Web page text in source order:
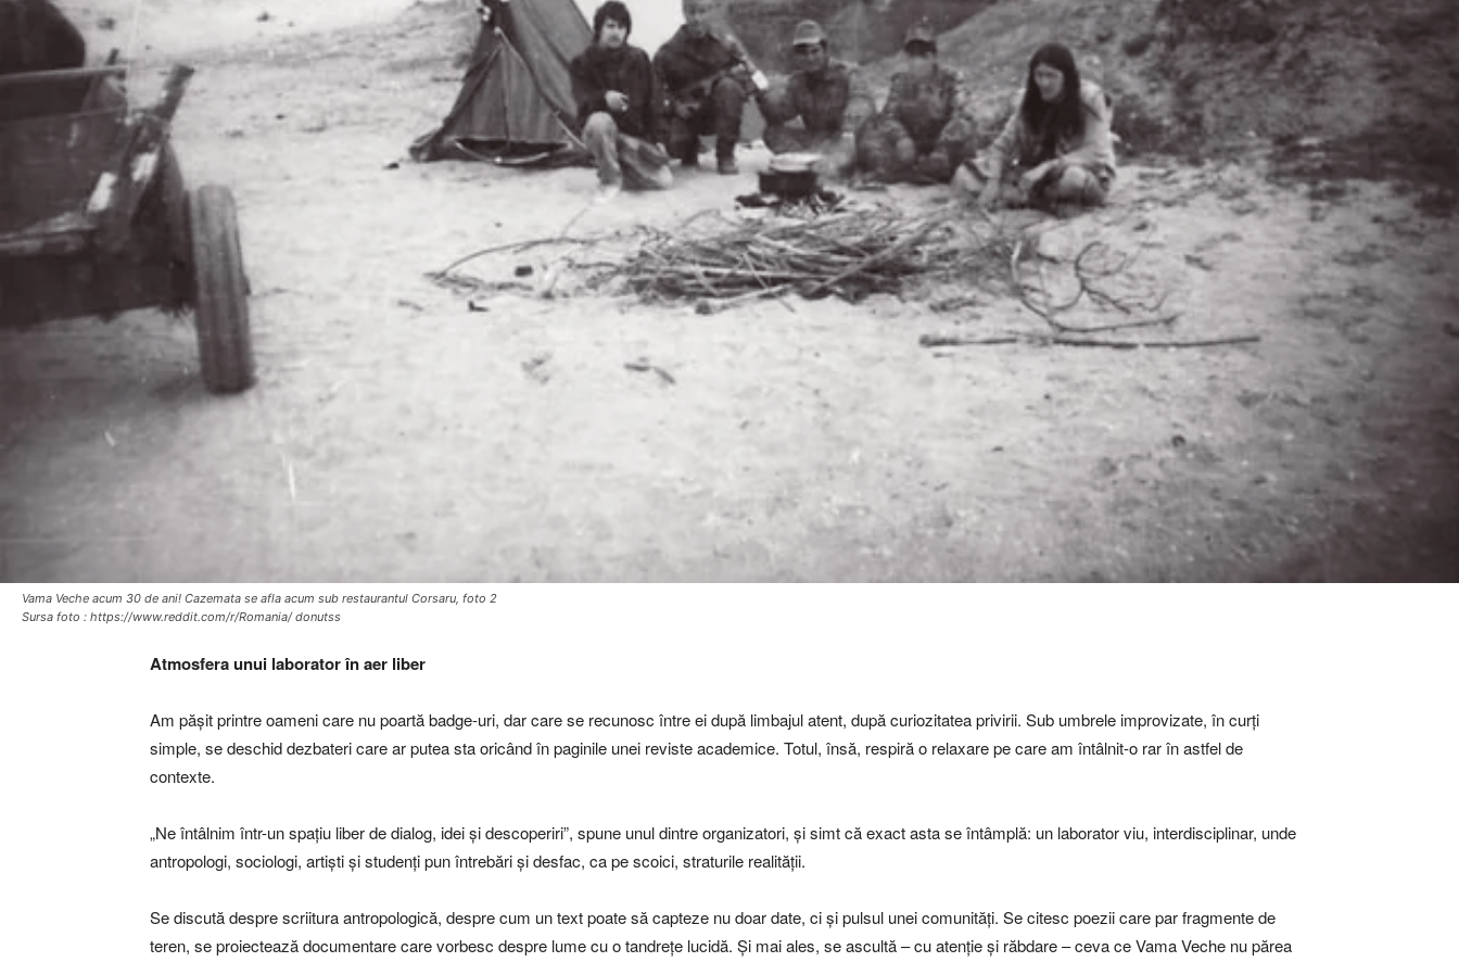
Vama Veche acum 30 de ani! Cazemata se afla acum sub restaurantul Corsaru, foto 2
Sursa foto : https://www.reddit.com/r/Romania/ donutss
Atmosfera unui laborator în aer liber
Am pășit printre oameni care nu poartă badge-uri, dar care se recunosc între ei după limbajul atent, după curiozitatea privirii. Sub umbrele improvizate, în curți
simple, se deschid dezbateri care ar putea sta oricând în paginile unei reviste academice. Totul, însă, respiră o relaxare pe care am întâlnit-o rar în astfel de
contexte.
„Ne întâlnim într-un spațiu liber de dialog, idei și descoperiri”, spune unul dintre organizatori, și simt că exact asta se întâmplă: un laborator viu, interdisciplinar, unde
antropologi, sociologi, artiști și studenți pun întrebări și desfac, ca pe scoici, straturile realității.
Se discută despre scriitura antropologică, despre cum un text poate să capteze nu doar date, ci și pulsul unei comunități. Se citesc poezii care par fragmente de
teren, se proiectează documentare care vorbesc despre lume cu o tandrețe lucidă. Și mai ales, se ascultă – cu atenție și răbdare – ceva ce Vama Veche nu părea